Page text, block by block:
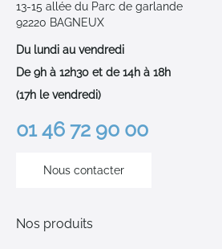
13-15 allée du Parc de garlande
92220 BAGNEUX
Du lundi au vendredi
De 9h à 12h30 et de 14h à 18h
(17h le vendredi)
01 46 72 90 00
Nous contacter
Nos produits